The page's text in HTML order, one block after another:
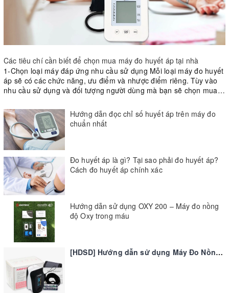
Các tiêu chí cần biết để chọn mua máy đo huyết áp tại nhà
1-Chọn loại máy đáp ứng nhu cầu sử dụng Mỗi loại máy đo huyết
áp sẽ có các chức năng, ưu điểm và nhược điểm riêng. Tùy vào
nhu cầu sử dụng và đối tượng người dùng mà bạn sẽ chọn mua
Hướng dẫn đọc chỉ số huyết áp trên máy đo
chuẩn nhất
Đo huyết áp là gì? Tại sao phải đo huyết áp?
Cách đo huyết áp chính xác
Hướng dẫn sử dụng OXY 200 – Máy đo nồng
độ Oxy trong máu
[HDSD] Hướng dẫn sử dụng Máy Đo Nồng